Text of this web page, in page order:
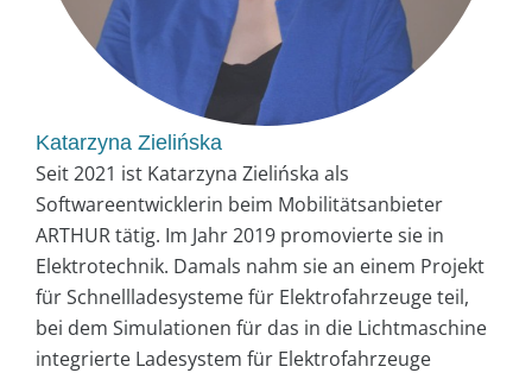
Katarzyna Zielińska
Seit 2021 ist Katarzyna Zielińska als
Softwareentwicklerin beim Mobilitätsanbieter
ARTHUR tätig. Im Jahr 2019 promovierte sie in
Elektrotechnik. Damals nahm sie an einem Projekt
für Schnellladesysteme für Elektrofahrzeuge teil,
bei dem Simulationen für das in die Lichtmaschine
integrierte Ladesystem für Elektrofahrzeuge